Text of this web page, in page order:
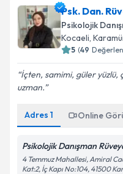
Psk. Dan.
Psikolojik
Kocaeli,
5 (49
İçten, samimi, güler yüzlü,
uzman.
Adres 1 Online
Psikolojik Danışman
4 Temmuz Mahallesi, Amiral
Kat:2, İç Kapı No:104, 41500